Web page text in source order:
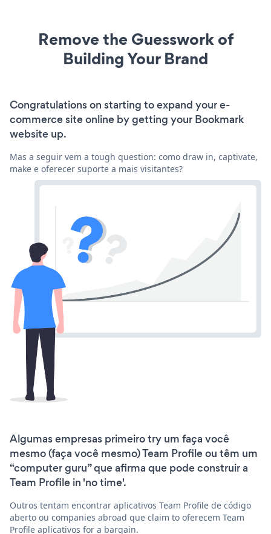
Remove the Guesswork of
Building Your Brand
Congratulations on starting to expand your e-
commerce site online by getting your Bookmark
website up.
Mas a seguir vem a tough question: como draw in, captivate,
make e oferecer suporte a mais visitantes?
Algumas empresas primeiro try um faça você
mesmo (faça você mesmo) Team Profile ou têm um
“computer guru” que afirma que pode construir a
Team Profile in 'no time'.
Outros tentam encontrar aplicativos Team Profile de código
aberto ou companies abroad que claim to oferecem Team
Profile aplicativos for a bargain.